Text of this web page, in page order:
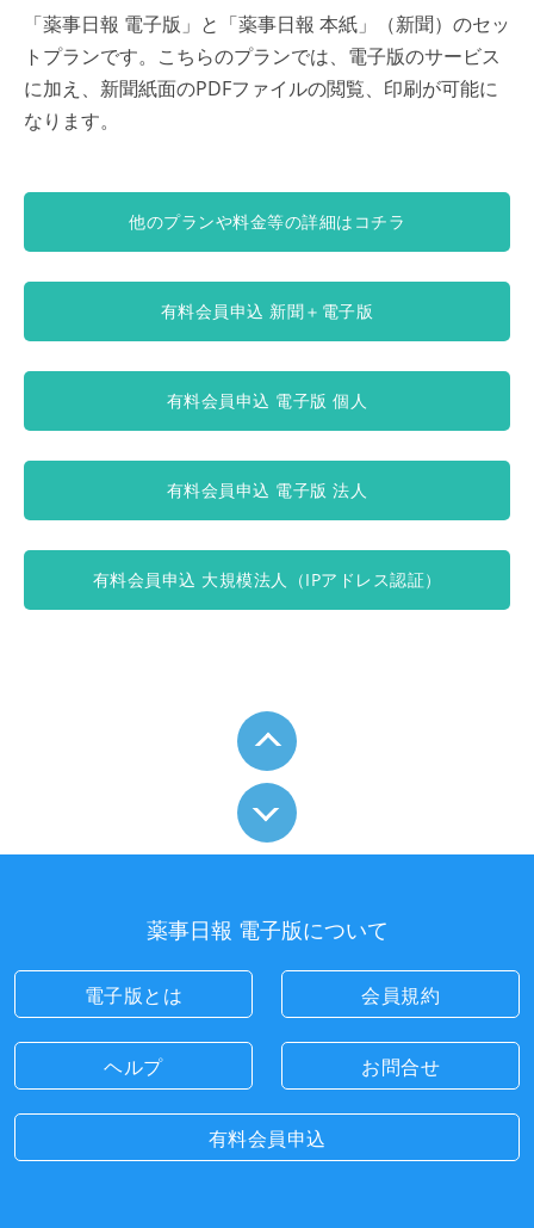
「薬事日報 電子版」と「薬事日報 本紙」（新聞）のセッ
トプランです。こちらのプランでは、電子版のサービス
に加え、新聞紙面のPDFファイルの閲覧、印刷が可能に
なります。
他のプランや料金等の詳細はコチラ
有料会員申込 新聞＋電子版
有料会員申込 電子版 個人
有料会員申込 電子版 法人
有料会員申込 大規模法人（IPアドレス認証）
薬事日報 電子版について
電子版とは 会員規約
ヘルプ お問合せ
有料会員申込